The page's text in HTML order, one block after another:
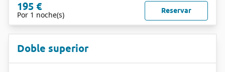
195 €
Por 1 noche(s) Reservar
Doble superior